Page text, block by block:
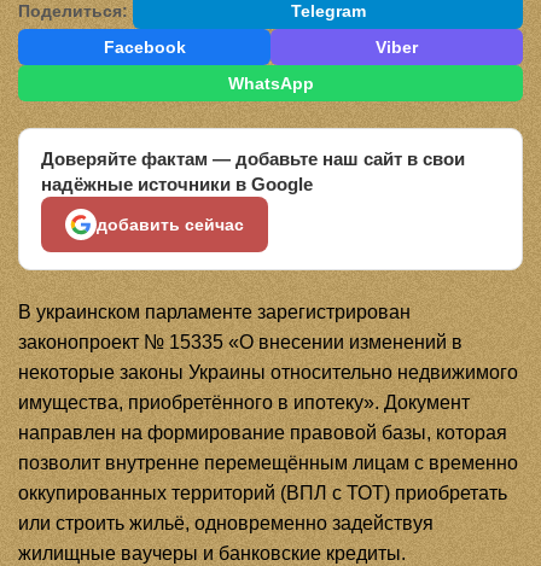
Поделиться:
Telegram
Facebook
Viber
WhatsApp
Доверяйте фактам — добавьте наш сайт в свои
надёжные источники в Google
добавить сейчас
В украинском парламенте зарегистрирован
законопроект № 15335 «О внесении изменений в
некоторые законы Украины относительно недвижимого
имущества, приобретённого в ипотеку». Документ
направлен на формирование правовой базы, которая
позволит внутренне перемещённым лицам с временно
оккупированных территорий (ВПЛ с ТОТ) приобретать
или строить жильё, одновременно задействуя
жилищные ваучеры и банковские кредиты.